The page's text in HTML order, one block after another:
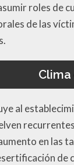
roles de
de las
al
en las
de